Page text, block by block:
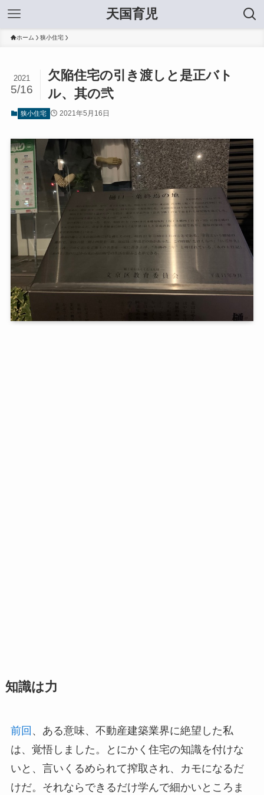
天国育児
ホーム 狭小住宅
欠陥住宅の引き渡しと是正バト
ル、其の弐
2021
5/16
狭小住宅 2021年5月16日
知識は力
前回 、ある意味、不動産建築業界に絶望した私
は、覚悟しました。とにかく住宅の知識を付けな
いと、言いくるめられて搾取され、カモになるだ
けだ。それならできるだけ学んで細かいところま